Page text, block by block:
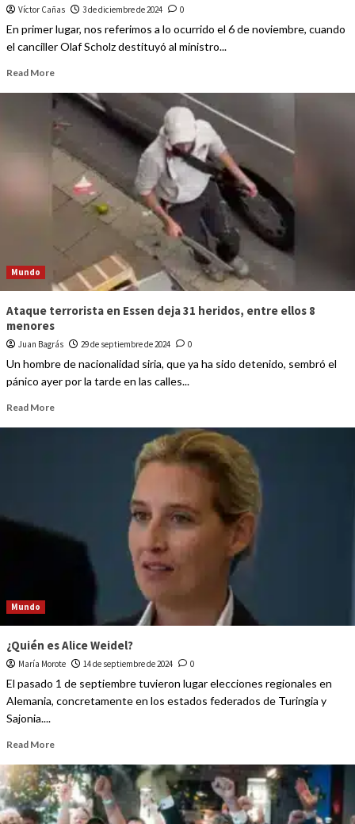
Víctor Cañas 3 de diciembre de 2024 0
En primer lugar, nos referimos a lo ocurrido el 6 de noviembre, cuando
el canciller Olaf Scholz destituyó al ministro...
Read More
Mundo
Ataque terrorista en Essen deja 31 heridos, entre ellos 8
menores
Juan Bagrás 29 de septiembre de 2024 0
Un hombre de nacionalidad siria, que ya ha sido detenido, sembró el
pánico ayer por la tarde en las calles...
Read More
Mundo
¿Quién es Alice Weidel?
María Morote 14 de septiembre de 2024 0
El pasado 1 de septiembre tuvieron lugar elecciones regionales en
Alemania, concretamente en los estados federados de Turingia y
Sajonia....
Read More